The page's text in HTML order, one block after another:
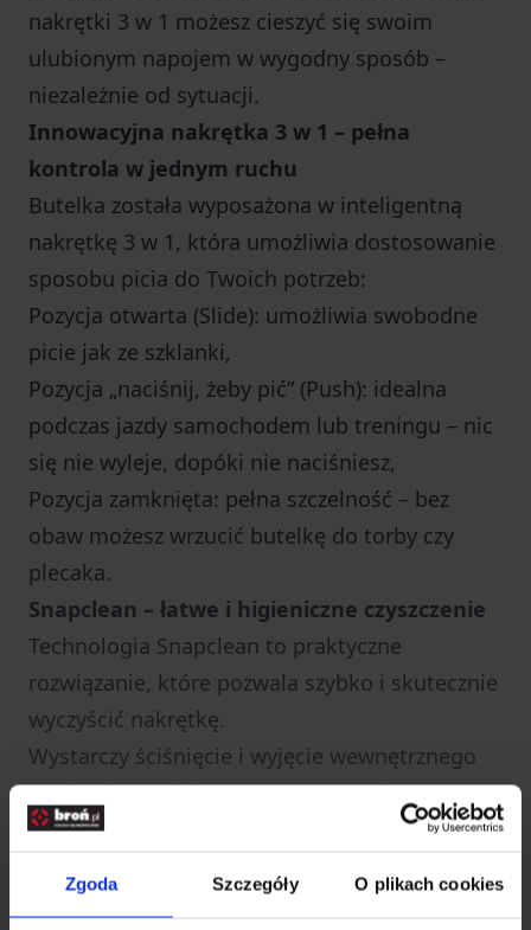
Zgoda Szczegóły O plikach cookies
nakrętki 3 w 1 możesz cieszyć się swoim
ulubionym napojem w wygodny sposób –
niezależnie od sytuacji.
Innowacyjna nakrętka 3 w 1 – pełna
kontrola w jednym ruchu
Butelka została wyposażona w inteligentną
nakrętkę 3 w 1, która umożliwia dostosowanie
sposobu picia do Twoich potrzeb:
Pozycja otwarta (Slide): umożliwia swobodne
picie jak ze szklanki,
Pozycja „naciśnij, żeby pić” (Push): idealna
podczas jazdy samochodem lub treningu – nic
się nie wyleje, dopóki nie naciśniesz,
Pozycja zamknięta: pełna szczelność – bez
obaw możesz wrzucić butelkę do torby czy
plecaka.
Snapclean – łatwe i higieniczne czyszczenie
Technologia Snapclean to praktyczne
rozwiązanie, które pozwala szybko i skutecznie
wyczyścić nakrętkę.
Wystarczy ściśnięcie i wyjęcie wewnętrznego
mechanizmu, który można następnie
dokładnie umyć – ręcznie lub w zmywarce.
Butelka została wykonana z wytrzymałego